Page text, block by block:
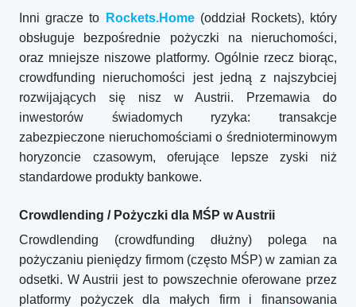
Inni gracze to Rockets.Home(oddział Rockets), który
obsługuje bezpośrednie pożyczki na nieruchomości,
oraz mniejsze niszowe platformy. Ogólnie rzecz biorąc,
crowdfunding nieruchomości jest jedną z najszybciej
rozwijających się nisz w Austrii. Przemawia do
inwestorów świadomych ryzyka: transakcje
zabezpieczone nieruchomościami o średnioterminowym
horyzoncie czasowym, oferujące lepsze zyski niż
standardowe produkty bankowe.
Crowdlending / Pożyczki dla MŚP w Austrii
Crowdlending (crowdfunding dłużny) polega na
pożyczaniu pieniędzy firmom (często MŚP) w zamian za
odsetki. W Austrii jest to powszechnie oferowane przez
platformy pożyczek dla małych firm i finansowania